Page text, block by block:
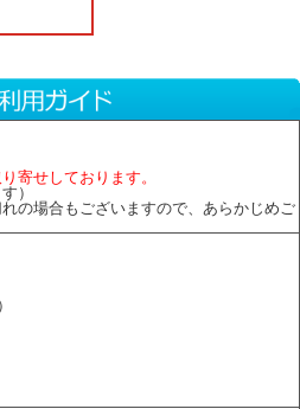
寄せしております。
）
の場合もございますので、あらかじめご